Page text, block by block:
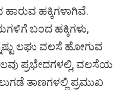
ಹಕ್ಕಿಗಳಾಗಿವೆ.
ಬಂದ ಹಕ್ಕಿಗಳು,
ಲಘು ವಲಸೆ ಹೋಗುವ
ಪ್ರಭೇದಗಳಲ್ಲಿ, ವಲಸೆಯ
ತಾಣಗಳಲ್ಲಿ ಪ್ರಮುಖ